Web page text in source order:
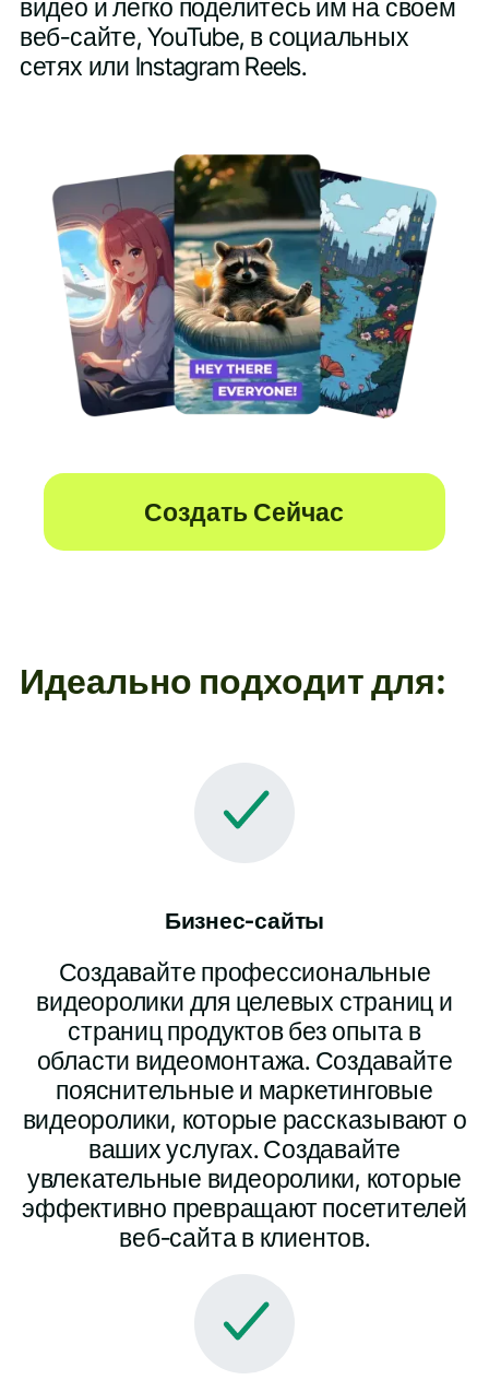
видео и легко поделитесь им на своем
веб-сайте, YouTube, в социальных
сетях или Instagram Reels.
Создать Сейчас
Идеально подходит для:
Бизнес-сайты
Создавайте профессиональные
видеоролики для целевых страниц и
страниц продуктов без опыта в
области видеомонтажа. Создавайте
пояснительные и маркетинговые
видеоролики, которые рассказывают о
ваших услугах. Создавайте
увлекательные видеоролики, которые
эффективно превращают посетителей
веб-сайта в клиентов.